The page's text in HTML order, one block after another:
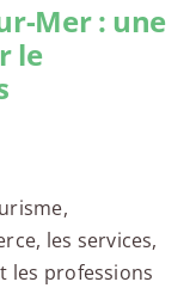
Mer : une
le
les services,
les professions